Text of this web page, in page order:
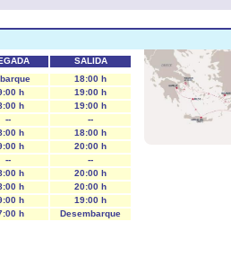
SALIDA
18:00 h
h
19:00 h
h
19:00 h
--
--
h
18:00 h
h
20:00 h
--
--
h
20:00 h
h
20:00 h
h
19:00 h
h Desembarque